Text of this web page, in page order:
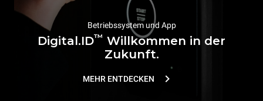
Betriebssystem und App
Digital.ID™ Willkommen in der
Zukunft.
MEHR ENTDECKEN